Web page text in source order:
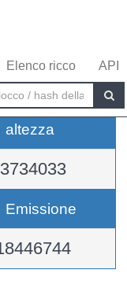
Elenco ricco API
altezza
3734033
Emissione